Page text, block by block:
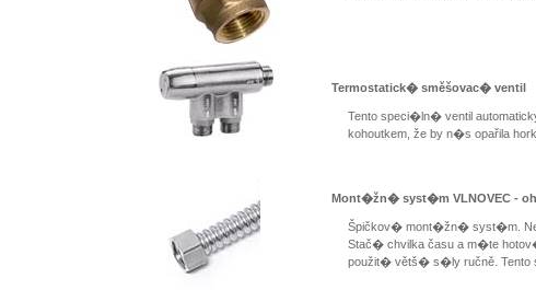
Termostatick� směšovac� ventil
Tento speci�ln� ventil
kohoutkem, že by n�s opařila
Mont�žn� syst�m VLNOVEC -
Špičkov� mont�žn� syst�m.
Stač� chvilka času a m�te
použit� větš� s�ly ručně. Tento